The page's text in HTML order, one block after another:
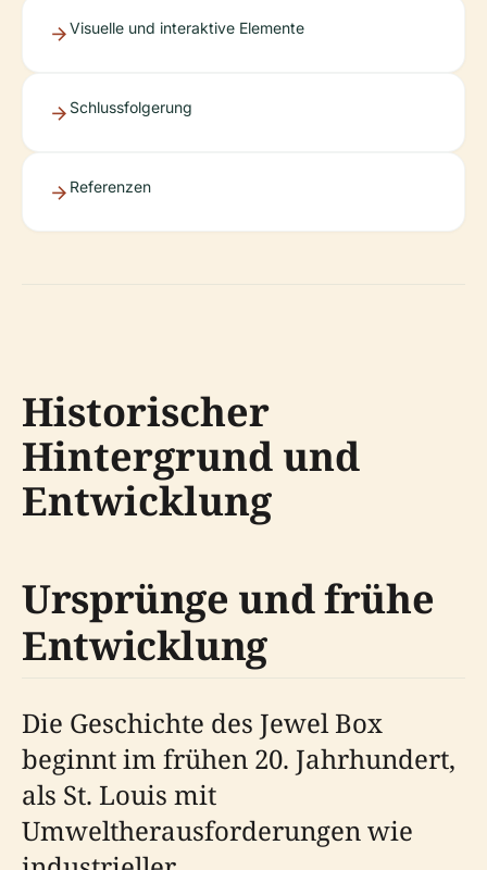
Visuelle und interaktive Elemente
Schlussfolgerung
Referenzen
Historischer
Hintergrund und
Entwicklung
Ursprünge und frühe
Entwicklung
Die Geschichte des Jewel Box
beginnt im frühen 20. Jahrhundert,
als St. Louis mit
Umweltherausforderungen wie